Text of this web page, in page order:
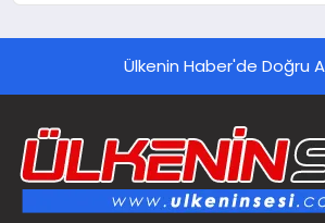
Ülkenin Haber'de Doğru